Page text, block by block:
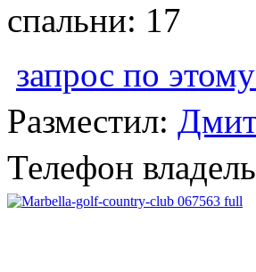
спальни: 17
запрос по
Разместил:
Телефон